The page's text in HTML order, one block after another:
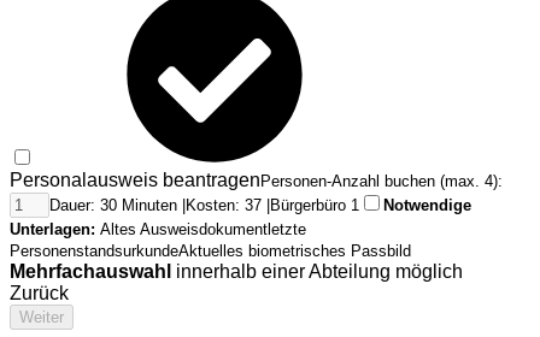
Personalausweis beantragenPersonen-Anzahl buchen (max. 4):
Dauer: 30 Minuten |Kosten: 37 |Bürgerbüro 1
Notwendige
Unterlagen: Altes Ausweisdokumentletzte
PersonenstandsurkundeAktuelles biometrisches Passbild
Mehrfachauswahl innerhalb einer Abteilung möglich
Zurück
Weiter